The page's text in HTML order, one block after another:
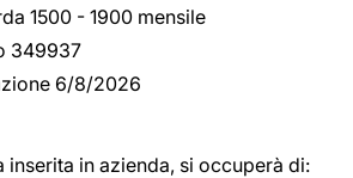
1500 - 1900 mensile
349937
6/8/2026
inserita in azienda, si occuperà di: